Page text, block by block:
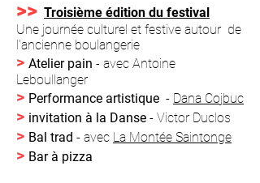
>> Troisième édition du festival
Une journée culturel et festive autour de
l'ancienne boulangerie
> Atelier pain - avec Antoine
Leboullanger
> Performance artistique - Dana Cojbuc
> invitation à la Danse - Victor Duclos
> Bal trad - avec La Montée Saintonge
> Bar à pizza